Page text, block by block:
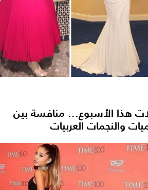
هذا الأسبوع... منافسة بين
والنجمات العربيات